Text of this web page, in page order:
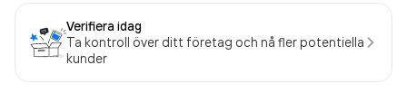
Verifiera idag
Ta kontroll över ditt företag och nå fler potentiella
kunder